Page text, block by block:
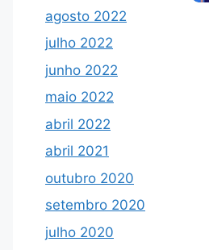
agosto 2022
julho 2022
junho 2022
maio 2022
abril 2022
abril 2021
outubro 2020
setembro 2020
julho 2020